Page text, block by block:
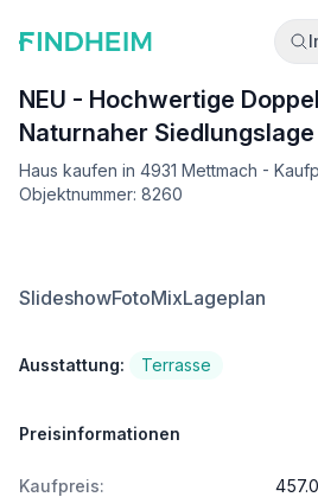
NEU - Hochwertige
Naturnaher Siedlungslage
Haus kaufen in 4931 Mettmach -
Objektnummer: 8260
SlideshowFotoMixLageplan
Ausstattung: Terrasse
Preisinformationen
Kaufpreis: